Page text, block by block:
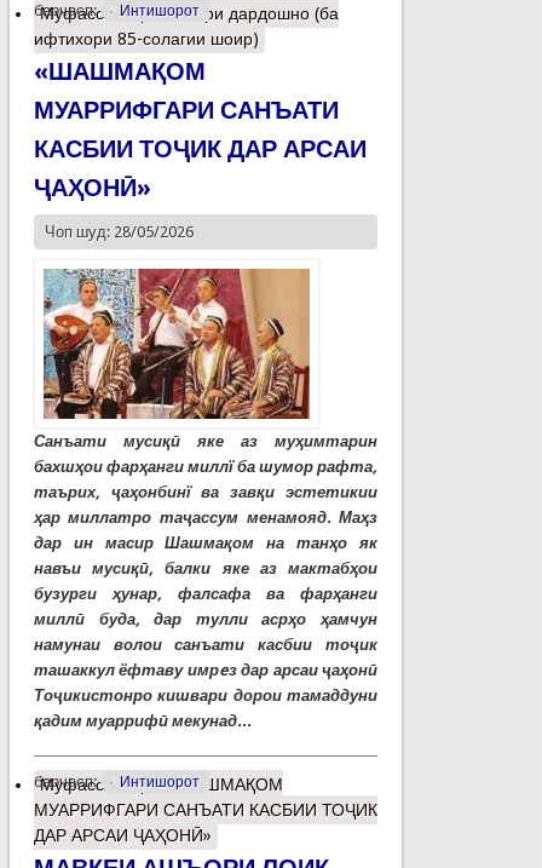
барчасп: Интишорот
Муфассалтаро Шоири дардошно (ба
ифтихори 85-солагии шоир)
«ШАШМАҚОМ
МУАРРИФГАРИ САНЪАТИ
КАСБИИ ТОҶИК ДАР АРСАИ
ҶАҲОНӢ»
Чоп шуд: 28/05/2026
Санъати мусиқӣ яке аз муҳимтарин
бахшҳои фарҳанги миллї ба шумор рафта,
таърих, ҷаҳонбинї ва завқи эстетикии
ҳар миллатро таҷассум менамояд. Маҳз
дар ин масир Шашмақом на танҳо як
навъи мусиқӣ, балки яке аз мактабҳои
бузурги ҳунар, фалсафа ва фарҳанги
миллӣ буда, дар тулли асрҳо ҳамчун
намунаи волои санъати касбии тоҷик
ташаккул ёфтаву имрeз дар арсаи ҷаҳонӣ
Тоҷикистонро кишвари дорои тамаддуни
қадим муаррифӣ мекунад...
барчасп: Интишорот
Муфассалтаро «ШАШМАҚОМ
МУАРРИФГАРИ САНЪАТИ КАСБИИ ТОҶИК
ДАР АРСАИ ҶАҲОНӢ»